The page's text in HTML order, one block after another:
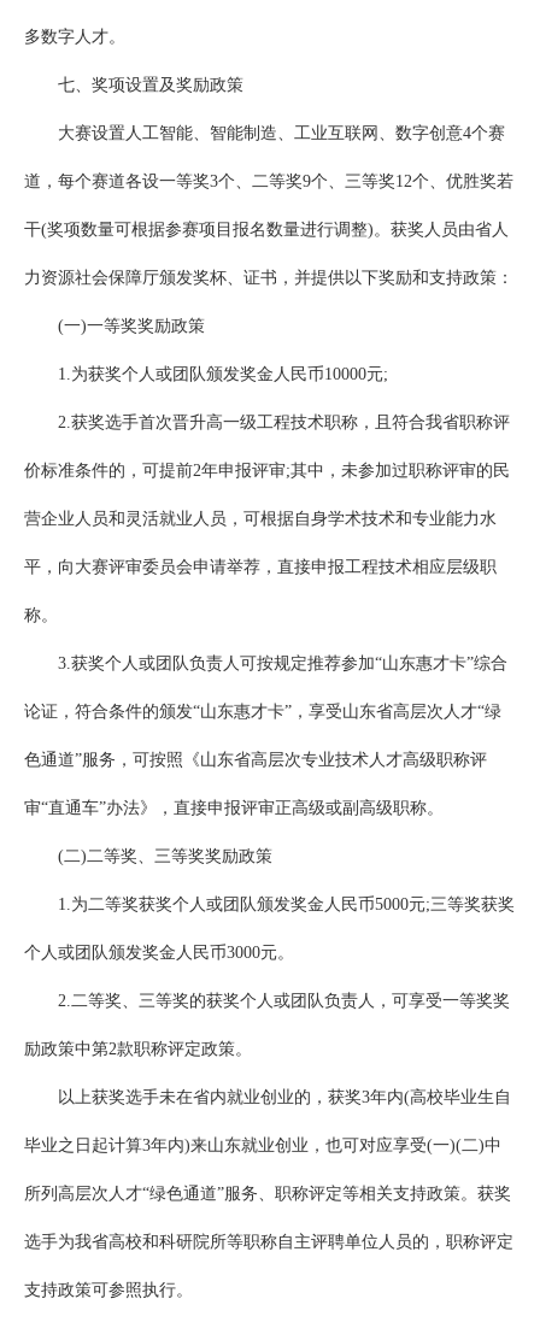
多数字人才。
七、奖项设置及奖励政策
大赛设置人工智能、智能制造、工业互联网、数字创意4个赛
道，每个赛道各设一等奖3个、二等奖9个、三等奖12个、优胜奖若
干(奖项数量可根据参赛项目报名数量进行调整)。获奖人员由省人
力资源社会保障厅颁发奖杯、证书，并提供以下奖励和支持政策：
(一)一等奖奖励政策
1.为获奖个人或团队颁发奖金人民币10000元;
2.获奖选手首次晋升高一级工程技术职称，且符合我省职称评
价标准条件的，可提前2年申报评审;其中，未参加过职称评审的民
营企业人员和灵活就业人员，可根据自身学术技术和专业能力水
平，向大赛评审委员会申请举荐，直接申报工程技术相应层级职
称。
3.获奖个人或团队负责人可按规定推荐参加“山东惠才卡”综合
论证，符合条件的颁发“山东惠才卡”，享受山东省高层次人才“绿
色通道”服务，可按照《山东省高层次专业技术人才高级职称评
审“直通车”办法》，直接申报评审正高级或副高级职称。
(二)二等奖、三等奖奖励政策
1.为二等奖获奖个人或团队颁发奖金人民币5000元;三等奖获奖
个人或团队颁发奖金人民币3000元。
2.二等奖、三等奖的获奖个人或团队负责人，可享受一等奖奖
励政策中第2款职称评定政策。
以上获奖选手未在省内就业创业的，获奖3年内(高校毕业生自
毕业之日起计算3年内)来山东就业创业，也可对应享受(一)(二)中
所列高层次人才“绿色通道”服务、职称评定等相关支持政策。获奖
选手为我省高校和科研院所等职称自主评聘单位人员的，职称评定
支持政策可参照执行。